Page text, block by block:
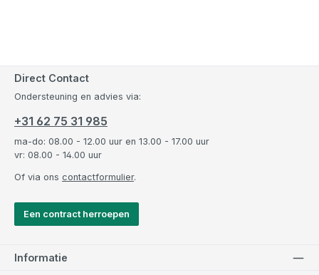
Direct Contact
Ondersteuning en advies via:
+31 62 75 31 985
ma-do: 08.00 - 12.00 uur en 13.00 - 17.00 uur
vr: 08.00 - 14.00 uur
Of via ons contactformulier.
Een contract herroepen
Informatie